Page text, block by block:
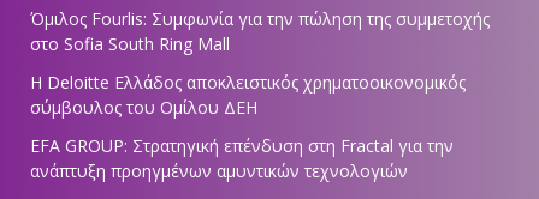
Όμιλος Fourlis: Συμφωνία για την πώληση της συμμετοχής
στο Sofia South Ring Mall
Η Deloitte Ελλάδος αποκλειστικός χρηματοοικονομικός
σύμβουλος του Ομίλου ΔΕΗ
EFA GROUP: Στρατηγική επένδυση στη Fractal για την
ανάπτυξη προηγμένων αμυντικών τεχνολογιών